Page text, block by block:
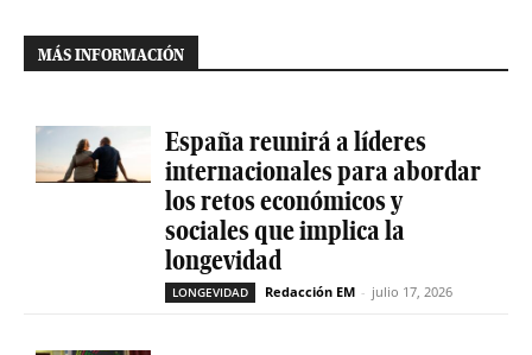
MÁS INFORMACIÓN
España reunirá a líderes
internacionales para abordar
los retos económicos y
sociales que implica la
longevidad
LONGEVIDAD Redacción EM - julio 17, 2026